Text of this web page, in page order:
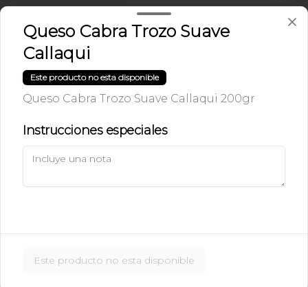
Ice Caramel Macchiatto
$5.490
Queso Cabra Trozo Suave
Callaqui
Este producto no esta disponible
Queso Cabra Trozo Suave Callaqui 200gr
Instrucciones especiales
Este producto no esta disponible